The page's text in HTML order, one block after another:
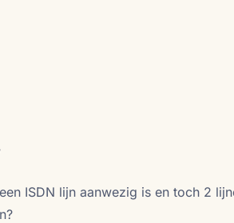
ISDN lijn aanwezig is en toch 2